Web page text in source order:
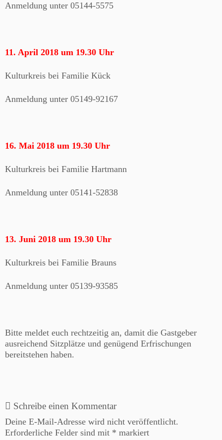
Anmeldung unter 05144-5575
11. April 2018 um 19.30 Uhr
Kulturkreis bei Familie Kück
Anmeldung unter 05149-92167
16. Mai 2018 um 19.30 Uhr
Kulturkreis bei Familie Hartmann
Anmeldung unter 05141-52838
13. Juni 2018 um 19.30 Uhr
Kulturkreis bei Familie Brauns
Anmeldung unter 05139-93585
Bitte meldet euch rechtzeitig an, damit die Gastgeber
ausreichend Sitzplätze und genügend Erfrischungen
bereitstehen haben.
Schreibe einen Kommentar
Deine E-Mail-Adresse wird nicht veröffentlicht.
Erforderliche Felder sind mit * markiert